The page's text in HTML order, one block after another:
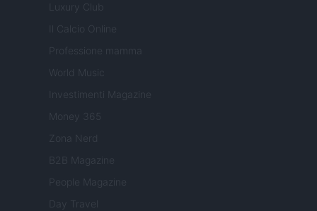
Luxury Club
Il Calcio Online
Professione mamma
World Music
Investimenti Magazine
Money 365
Zona Nerd
B2B Magazine
People Magazine
Day Travel